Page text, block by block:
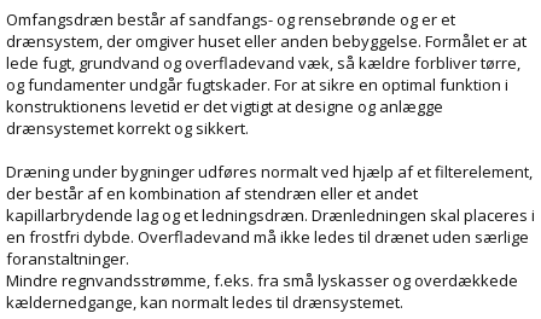
Omfangsdræn består af sandfangs- og rensebrønde og er et
drænsystem, der omgiver huset eller anden bebyggelse. Formålet er at
lede fugt, grundvand og overfladevand væk, så kældre forbliver tørre,
og fundamenter undgår fugtskader. For at sikre en optimal funktion i
konstruktionens levetid er det vigtigt at designe og anlægge
drænsystemet korrekt og sikkert.
Dræning under bygninger udføres normalt ved hjælp af et filterelement,
der består af en kombination af stendræn eller et andet
kapillarbrydende lag og et ledningsdræn. Drænledningen skal placeres i
en frostfri dybde. Overfladevand må ikke ledes til drænet uden særlige
foranstaltninger.
Mindre regnvandsstrømme, f.eks. fra små lyskasser og overdækkede
kældernedgange, kan normalt ledes til drænsystemet.